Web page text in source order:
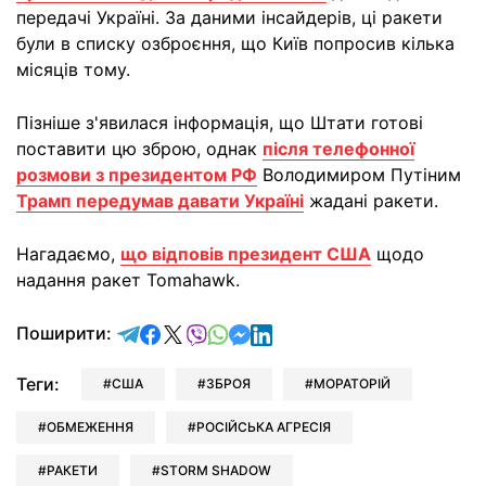
передачі Україні. За даними інсайдерів, ці ракети
були в списку озброєння, що Київ попросив кілька
місяців тому.
Пізніше з'явилася інформація, що Штати готові
поставити цю зброю, однак після телефонної
розмови з президентом РФ Володимиром Путіним
Трамп передумав давати Україні жадані ракети.
Нагадаємо, що відповів президент США щодо
надання ракет Tomahawk.
Поширити: відправити у Telegram
поділитись у Facebook
поділитись у X
відправити у Viber
відправити у Whatsapp
відправити у Messenger
відправити у LinkedIn
Теги: США ЗБРОЯ МОРАТОРІЙ
ОБМЕЖЕННЯ РОСІЙСЬКА АГРЕСІЯ
РАКЕТИ STORM SHADOW